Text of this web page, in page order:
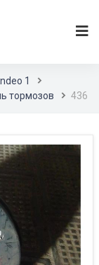
1
тормозов 436